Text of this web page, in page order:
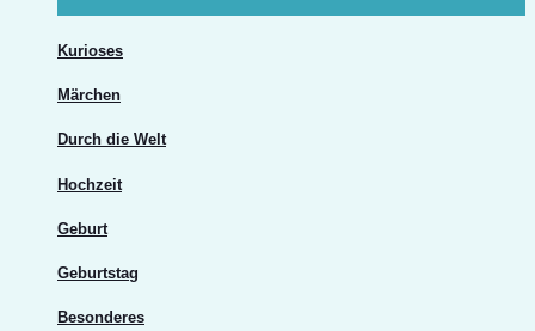
Kurioses
Märchen
Durch die Welt
Hochzeit
Geburt
Geburtstag
Besonderes